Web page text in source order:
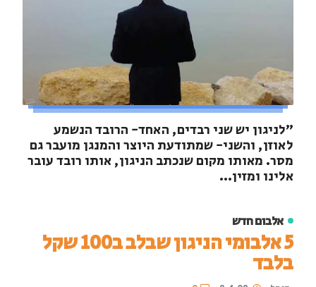
"לניגון יש שני רבדים, האחד- הרובד הנשמע
לאוזן, והשני- שמתודעת היוצר והמנגן מועבר גם
מסר. מאותו מקום שנכתב הניגון, אותו רובד עובר
אלינו ומזין...
אלבום חדש
5 אלבומי הניגון שבלב ב100 שקל
בלבד